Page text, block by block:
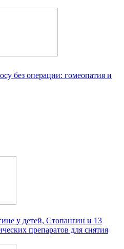
без операции: гомеопатия и
у детей, Стопангин и 13
препаратов для снятия